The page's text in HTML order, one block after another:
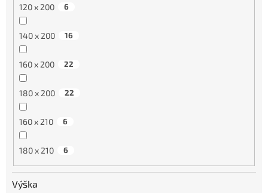
120 x 200 6
140 x 200 16
160 x 200 22
180 x 200 22
160 x 210 6
180 x 210 6
Výška